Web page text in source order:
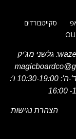
סקייטבורדים
א' 10:30-19:00, ב'-ג': 10:30-18:00, ד'-ה': 10:30-19:00 ו':
הצהרת נגישות